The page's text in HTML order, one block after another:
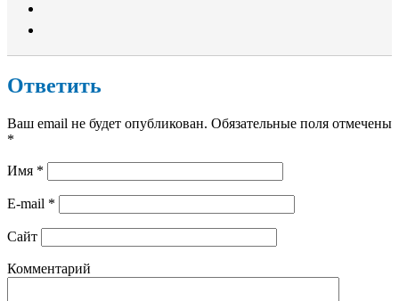
Ответить
Ваш email не будет опубликован. Обязательные поля отмечены
*
Имя *
E-mail *
Сайт
Комментарий